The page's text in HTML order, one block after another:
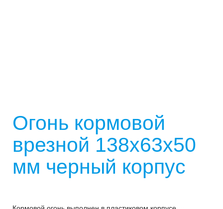
Огонь кормовой
врезной 138х63х50
мм черный корпус